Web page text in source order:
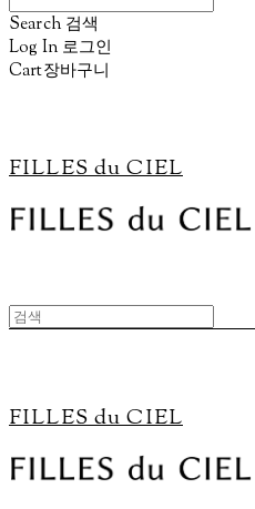
Search 검색
Log In 로그인
Cart장바구니
FILLES du CIEL
FILLES du CIEL